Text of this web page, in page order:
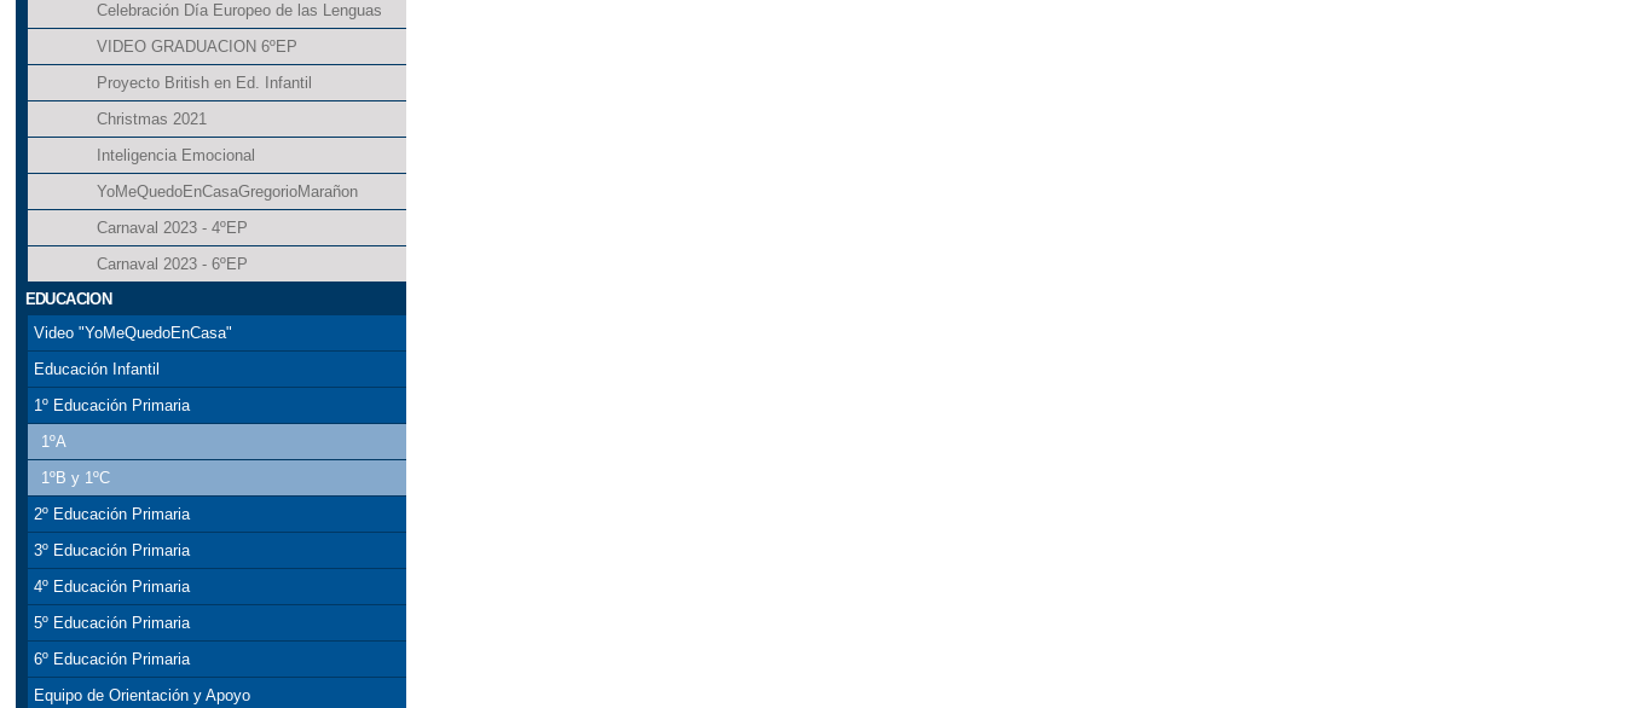
Celebración Día Europeo de las Lenguas
VIDEO GRADUACION 6ºEP
Proyecto British en Ed. Infantil
Christmas 2021
Inteligencia Emocional
YoMeQuedoEnCasaGregorioMarañon
Carnaval 2023 - 4ºEP
Carnaval 2023 - 6ºEP
EDUCACION
Video "YoMeQuedoEnCasa"
Educación Infantil
1º Educación Primaria
1ºA
1ºB y 1ºC
2º Educación Primaria
3º Educación Primaria
4º Educación Primaria
5º Educación Primaria
6º Educación Primaria
Equipo de Orientación y Apoyo